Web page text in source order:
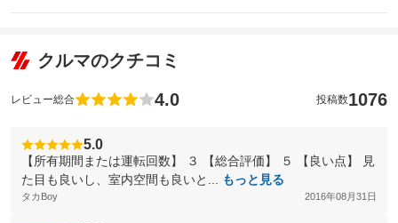
クルマのクチコミ
レビュー総合 4.0 投稿数1076
5.0
【所有期間または運転回数】 ３ 【総合評価】 ５ 【良い点】 見
た目も良いし、室内空間も良いと...
もっと見る
タカBoy 2016年08月31日